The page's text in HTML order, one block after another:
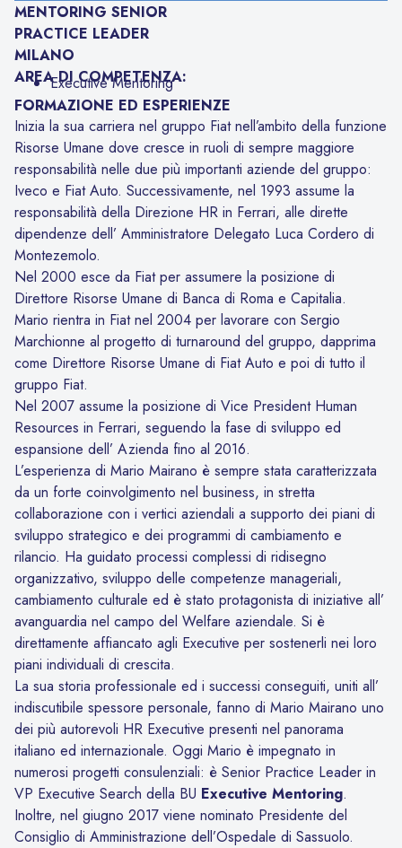
MENTORING SENIOR
PRACTICE LEADER
MILANO
AREA DI COMPETENZA:
Executive Mentoring
FORMAZIONE ED ESPERIENZE
Inizia la sua carriera nel gruppo Fiat nell’ambito della funzione
Risorse Umane dove cresce in ruoli di sempre maggiore
responsabilità nelle due più importanti aziende del gruppo:
Iveco e Fiat Auto. Successivamente, nel 1993 assume la
responsabilità della Direzione HR in Ferrari, alle dirette
dipendenze dell’ Amministratore Delegato Luca Cordero di
Montezemolo.
Nel 2000 esce da Fiat per assumere la posizione di
Direttore Risorse Umane di Banca di Roma e Capitalia.
Mario rientra in Fiat nel 2004 per lavorare con Sergio
Marchionne al progetto di turnaround del gruppo, dapprima
come Direttore Risorse Umane di Fiat Auto e poi di tutto il
gruppo Fiat.
Nel 2007 assume la posizione di Vice President Human
Resources in Ferrari, seguendo la fase di sviluppo ed
espansione dell’ Azienda fino al 2016.
L’esperienza di Mario Mairano è sempre stata caratterizzata
da un forte coinvolgimento nel business, in stretta
collaborazione con i vertici aziendali a supporto dei piani di
sviluppo strategico e dei programmi di cambiamento e
rilancio. Ha guidato processi complessi di ridisegno
organizzativo, sviluppo delle competenze manageriali,
cambiamento culturale ed è stato protagonista di iniziative all’
avanguardia nel campo del Welfare aziendale. Si è
direttamente affiancato agli Executive per sostenerli nei loro
piani individuali di crescita.
La sua storia professionale ed i successi conseguiti, uniti all’
indiscutibile spessore personale, fanno di Mario Mairano uno
dei più autorevoli HR Executive presenti nel panorama
italiano ed internazionale. Oggi Mario è impegnato in
numerosi progetti consulenziali: è Senior Practice Leader in
VP Executive Search della BU Executive Mentoring.
Inoltre, nel giugno 2017 viene nominato Presidente del
Consiglio di Amministrazione dell’Ospedale di Sassuolo.